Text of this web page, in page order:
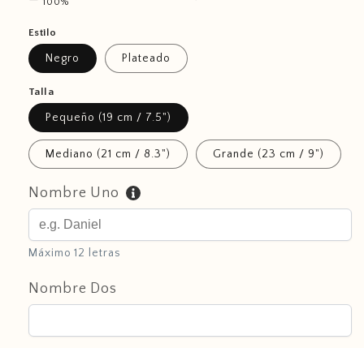
Estilo
Negro Plateado
Talla
Pequeño (19 cm / 7.5")
Mediano (21 cm / 8.3") Grande (23 cm / 9")
Nombre Uno
Máximo 12 letras
Nombre Dos